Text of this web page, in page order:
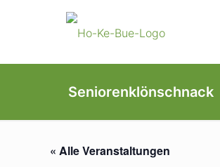
Seniorenklönschnack
« Alle Veranstaltungen